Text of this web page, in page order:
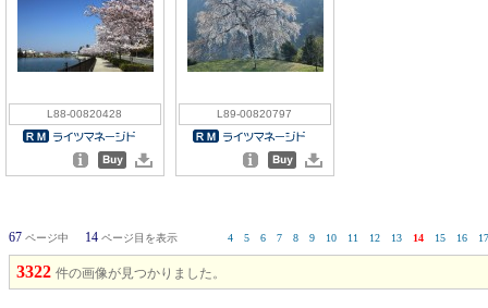
L88-00820428 L89-00820797
67 ページ中 14 ページ目を表示 4 5 6 7 8 9 10 11 12 13 14 15 16 17
3322 件の画像が見つかりました。